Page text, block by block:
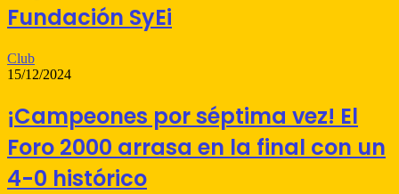
Fundación SyEi
Club
15/12/2024
¡Campeones por séptima vez! El
Foro 2000 arrasa en la final con un
4-0 histórico